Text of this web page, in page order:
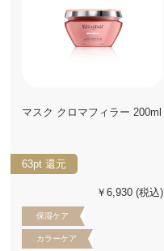
マスク クロマフィラー 200ml
63pt 還元
￥6,930 (税込)
保湿ケア
カラーケア